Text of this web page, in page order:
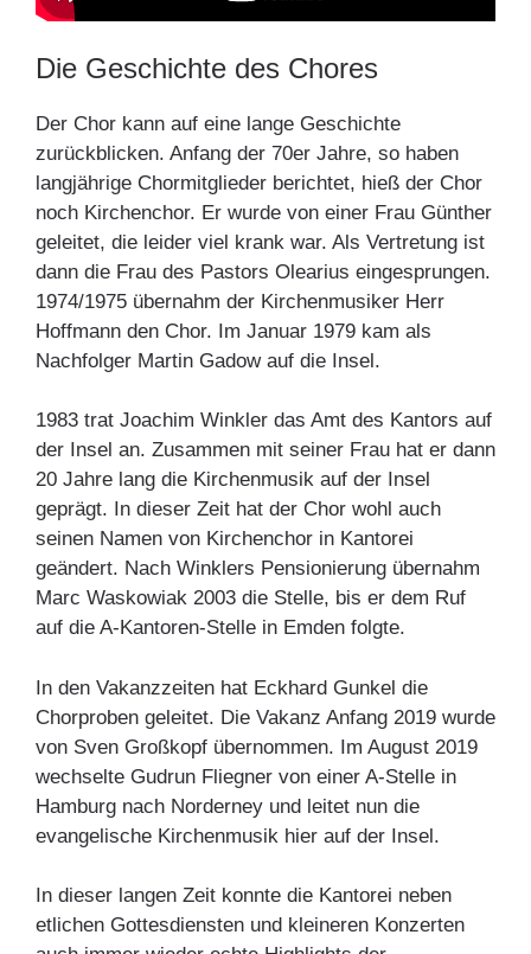
Die Geschichte des Chores
Der Chor kann auf eine lange Geschichte
zurückblicken. Anfang der 70er Jahre, so haben
langjährige Chormitglieder berichtet, hieß der Chor
noch Kirchenchor. Er wurde von einer Frau Günther
geleitet, die leider viel krank war. Als Vertretung ist
dann die Frau des Pastors Olearius eingesprungen.
1974/1975 übernahm der Kirchenmusiker Herr
Hoffmann den Chor. Im Januar 1979 kam als
Nachfolger Martin Gadow auf die Insel.
1983 trat Joachim Winkler das Amt des Kantors auf
der Insel an. Zusammen mit seiner Frau hat er dann
20 Jahre lang die Kirchenmusik auf der Insel
geprägt. In dieser Zeit hat der Chor wohl auch
seinen Namen von Kirchenchor in Kantorei
geändert. Nach Winklers Pensionierung übernahm
Marc Waskowiak 2003 die Stelle, bis er dem Ruf
auf die A-Kantoren-Stelle in Emden folgte.
In den Vakanzzeiten hat Eckhard Gunkel die
Chorproben geleitet. Die Vakanz Anfang 2019 wurde
von Sven Großkopf übernommen. Im August 2019
wechselte Gudrun Fliegner von einer A-Stelle in
Hamburg nach Norderney und leitet nun die
evangelische Kirchenmusik hier auf der Insel.
In dieser langen Zeit konnte die Kantorei neben
etlichen Gottesdiensten und kleineren Konzerten